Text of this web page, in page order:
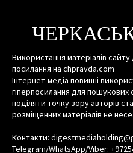
Використання матеріалів
посилання на chpravda.com
Інтернет-медіа повинні
гіперпосилання для
поділяти точку зору авторів
розміщенних матеріалів не несе.
Контакти:
Telegram/WhatsApp/Viber: